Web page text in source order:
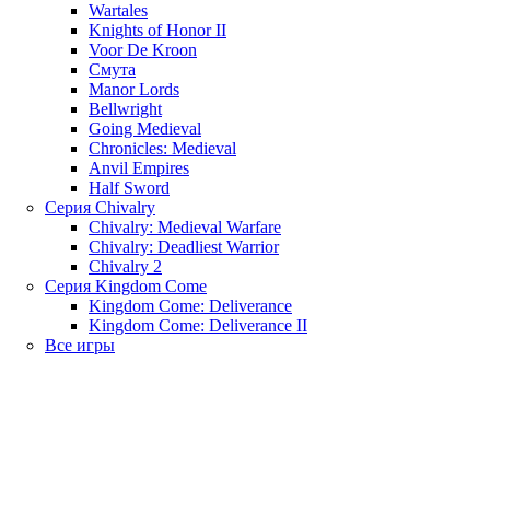
Wartales
Knights of Honor II
Voor De Kroon
Смута
Manor Lords
Bellwright
Going Medieval
Chronicles: Medieval
Anvil Empires
Half Sword
Серия Chivalry
Chivalry: Medieval Warfare
Chivalry: Deadliest Warrior
Chivalry 2
Серия Kingdom Come
Kingdom Come: Deliverance
Kingdom Come: Deliverance II
Все игры